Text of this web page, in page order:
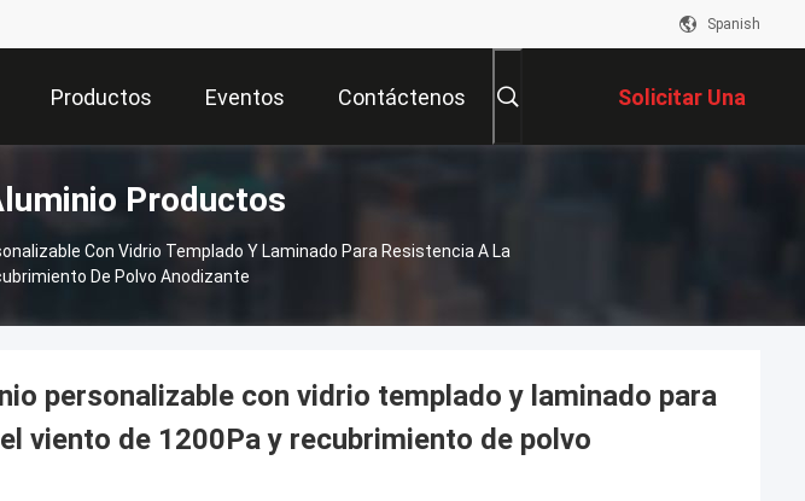
Spanish
Productos Eventos Contáctenos Solicitar Una
Cotización
Productos
Con Vidrio Templado Y Laminado Para Resistencia A La
De Polvo Anodizante
personalizable con vidrio templado y laminado para
viento de 1200Pa y recubrimiento de polvo